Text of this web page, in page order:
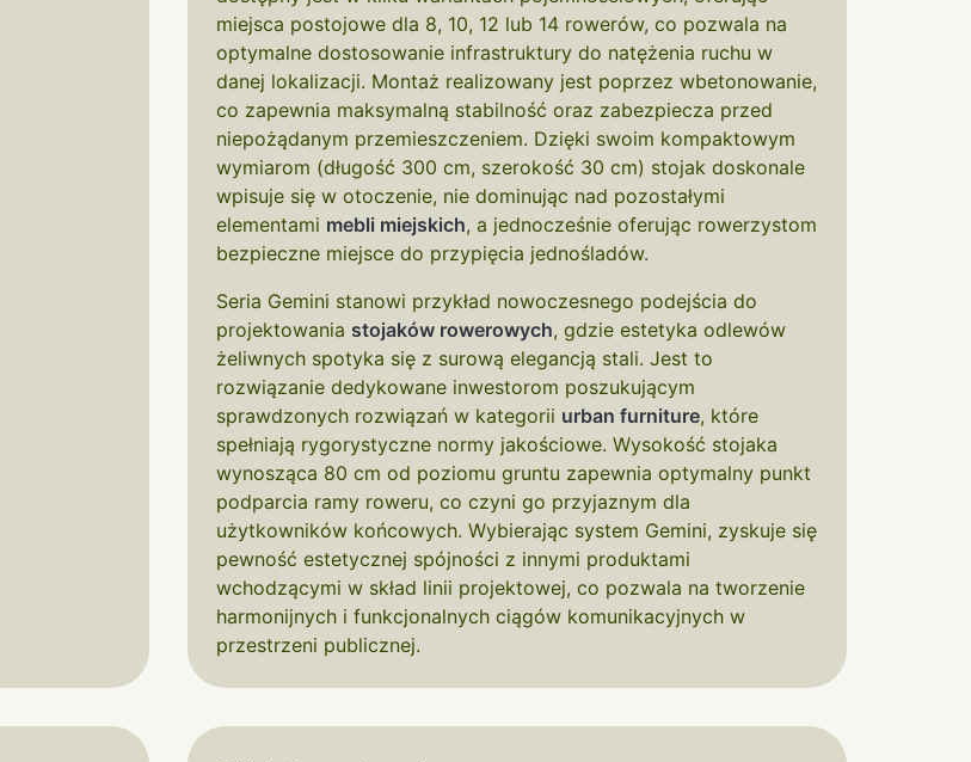
miejsca postojowe dla 8, 10, 12 lub 14 rowerów, co pozwala na
optymalne dostosowanie infrastruktury do natężenia ruchu w
danej lokalizacji. Montaż realizowany jest poprzez wbetonowanie,
co zapewnia maksymalną stabilność oraz zabezpiecza przed
niepożądanym przemieszczeniem. Dzięki swoim kompaktowym
wymiarom (długość 300 cm, szerokość 30 cm) stojak doskonale
wpisuje się w otoczenie, nie dominując nad pozostałymi
elementami mebli miejskich, a jednocześnie oferując rowerzystom
bezpieczne miejsce do przypięcia jednośladów.
Seria Gemini stanowi przykład nowoczesnego podejścia do
projektowania stojaków rowerowych, gdzie estetyka odlewów
żeliwnych spotyka się z surową elegancją stali. Jest to
rozwiązanie dedykowane inwestorom poszukującym
sprawdzonych rozwiązań w kategorii urban furniture, które
spełniają rygorystyczne normy jakościowe. Wysokość stojaka
wynosząca 80 cm od poziomu gruntu zapewnia optymalny punkt
podparcia ramy roweru, co czyni go przyjaznym dla
użytkowników końcowych. Wybierając system Gemini, zyskuje się
pewność estetycznej spójności z innymi produktami
wchodzącymi w skład linii projektowej, co pozwala na tworzenie
harmonijnych i funkcjonalnych ciągów komunikacyjnych w
przestrzeni publicznej.